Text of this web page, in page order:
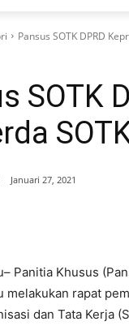
Pansus SOTK DPRD
SOTK
Januari 27, 2021
Panitia Khusus
melakukan rapat
dan Tata Kerja